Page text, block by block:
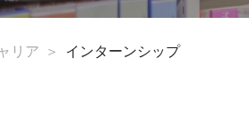
リア インターンシップ